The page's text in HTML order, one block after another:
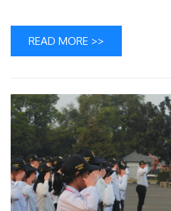
READ MORE >>